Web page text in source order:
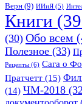
Верн (9) ИИиЯ (5)
Книги
(30) Обо всем
Полезное (33)
Рецепты (6) Сага о
Пратчетт (15)
(14) ЧМ-2018